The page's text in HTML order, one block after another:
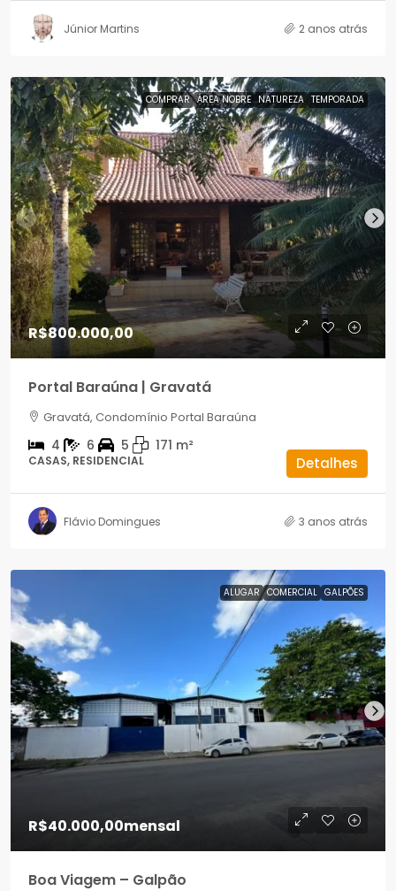
Júnior Martins 2 anos atrás
COMPRAR ÁREA NOBRE NATUREZA TEMPORADA
R$800.000,00
Portal Baraúna | Gravatá
Gravatá, Condomínio Portal Baraúna
4 6 5 171 m²
CASAS, RESIDENCIAL Detalhes
Flávio Domingues 3 anos atrás
ALUGAR COMERCIAL GALPÕES
R$40.000,00mensal
Boa Viagem – Galpão